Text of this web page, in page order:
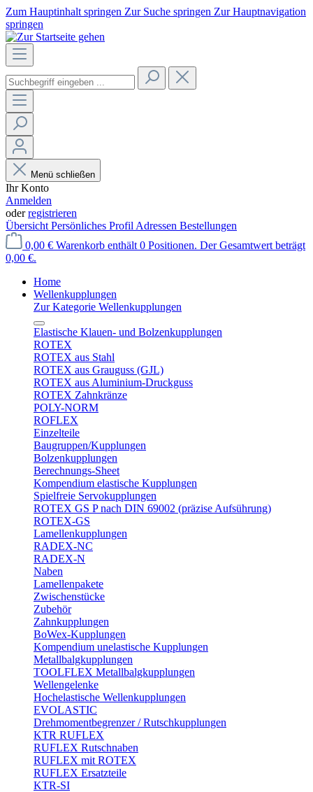
Zum Hauptinhalt springen Zur Suche springen Zur Hauptnavigation
springen
Menü schließen
Ihr Konto
Anmelden
oderregistrieren
Übersicht Persönliches Profil Adressen Bestellungen
0,00 € Warenkorb enthält 0 Positionen. Der Gesamtwert beträgt
0,00 €.
Home
Wellenkupplungen
Zur Kategorie Wellenkupplungen
Elastische Klauen- und Bolzenkupplungen
ROTEX
ROTEX aus Stahl
ROTEX aus Grauguss (GJL)
ROTEX aus Aluminium-Druckguss
ROTEX Zahnkränze
POLY-NORM
ROFLEX
Einzelteile
Baugruppen/Kupplungen
Bolzenkupplungen
Berechnungs-Sheet
Kompendium elastische Kupplungen
Spielfreie Servokupplungen
ROTEX GS P nach DIN 69002 (präzise Aufsührung)
ROTEX-GS
Lamellenkupplungen
RADEX-NC
RADEX-N
Naben
Lamellenpakete
Zwischenstücke
Zubehör
Zahnkupplungen
BoWex-Kupplungen
Kompendium unelastische Kupplungen
Metallbalgkupplungen
TOOLFLEX Metallbalgkupplungen
Wellengelenke
Hochelastische Wellenkupplungen
EVOLASTIC
Drehmomentbegrenzer / Rutschkupplungen
KTR RUFLEX
RUFLEX Rutschnaben
RUFLEX mit ROTEX
RUFLEX Ersatzteile
KTR-SI